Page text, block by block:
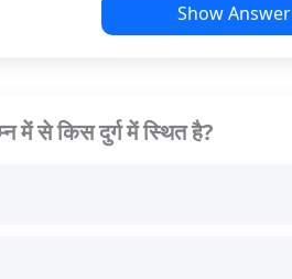
Show Answer
में से किस दुर्ग में स्थित है?